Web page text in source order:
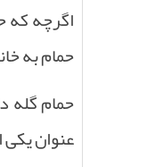
اگرچه که
حمام به
حمام گله
عنوان